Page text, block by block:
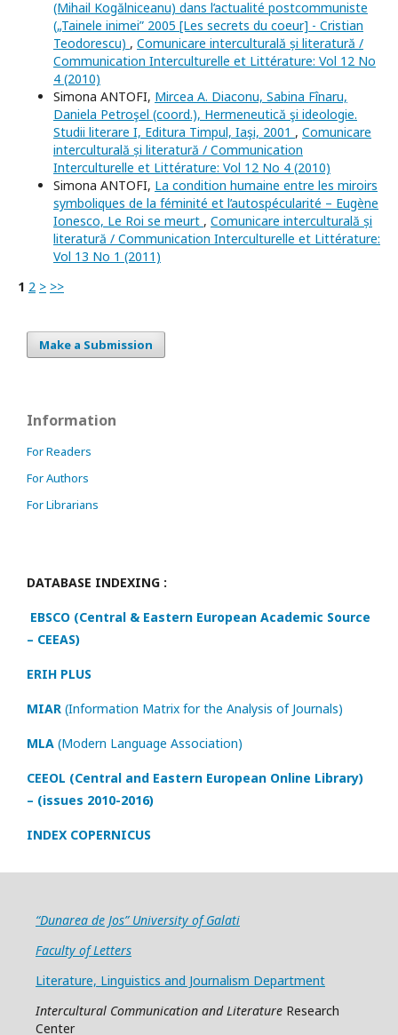
(Mihail Kogălniceanu) dans l’actualité postcommuniste
(„Tainele inimei” 2005 [Les secrets du coeur] - Cristian
Teodorescu) , Comunicare interculturală și literatură /
Communication Interculturelle et Littérature: Vol 12 No
4 (2010)
Simona ANTOFI, Mircea A. Diaconu, Sabina Fînaru,
Daniela Petroşel (coord.), Hermeneutică şi ideologie.
Studii literare I, Editura Timpul, Iaşi, 2001 , Comunicare
interculturală și literatură / Communication
Interculturelle et Littérature: Vol 12 No 4 (2010)
Simona ANTOFI, La condition humaine entre les miroirs
symboliques de la féminité et l’autospécularité – Eugène
Ionesco, Le Roi se meurt , Comunicare interculturală și
literatură / Communication Interculturelle et Littérature:
Vol 13 No 1 (2011)
1 2 > >>
Make a Submission
Information
For Readers
For Authors
For Librarians
DATABASE INDEXING :
EBSCO (Central & Eastern European Academic Source
– CEEAS)
ERIH PLUS
MIAR (Information Matrix for the Analysis of Journals)
MLA (Modern Language Association)
CEEOL (Central and Eastern European Online Library)
– (issues 2010-2016)
INDEX COPERNICUS
“Dunarea de Jos” University of Galati
Faculty of Letters
Literature, Linguistics and Journalism Department
Intercultural Communication and Literature Research
Center